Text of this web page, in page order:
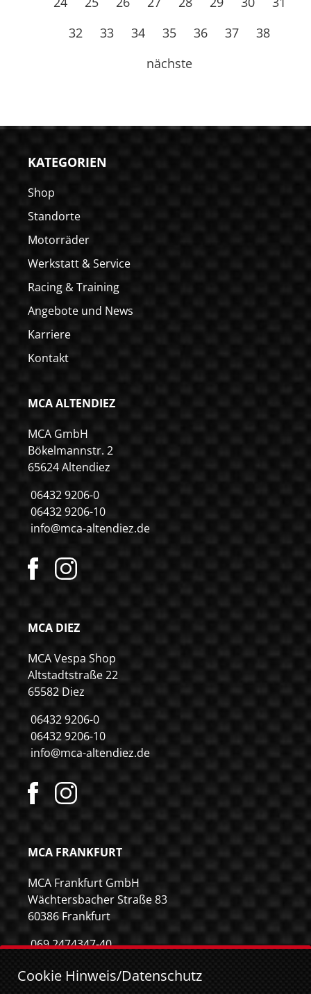
32
33 34 35 36 37
38
nächste
KATEGORIEN
Shop
Standorte
Motorräder
Werkstatt & Service
Racing & Training
Angebote und News
Karriere
Kontakt
MCA ALTENDIEZ
MCA GmbH
Bökelmannstr. 2
65624 Altendiez
06432 9206-0
06432 9206-10
info@mca-altendiez.de
MCA DIEZ
MCA Vespa Shop
Altstadtstraße 22
65582 Diez
06432 9206-0
06432 9206-10
info@mca-altendiez.de
MCA FRANKFURT
MCA Frankfurt GmbH
Wächtersbacher Straße 83
60386 Frankfurt
069 2474347-40
info@mca-frankfurt.de
Cookie Hinweis/Datenschutz